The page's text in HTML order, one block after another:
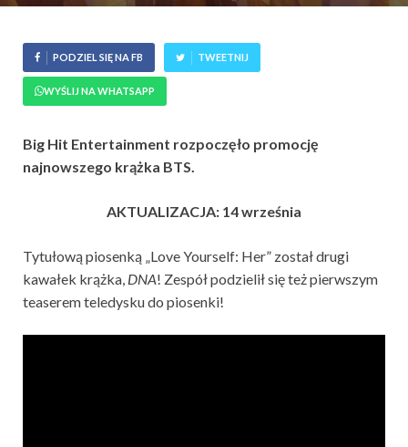
PODZIEL SIĘ NA FB TWEETNIJ
WYŚLIJ NA WHATSAPP
Big Hit Entertainment rozpoczęło promocję
najnowszego krążka BTS.
AKTUALIZACJA: 14 września
Tytułową piosenką „Love Yourself: Her” został drugi
kawałek krążka, DNA! Zespół podzielił się też pierwszym
teaserem teledysku do piosenki!